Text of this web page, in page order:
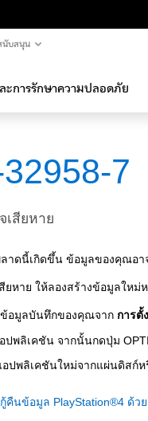
นับสนุน
การรักษาความปลอดภัย
7
เสียหาย
าดนี้เกิดขึ้น ข้อมูลของคุณอา
ยหาย ให้ลองสร้างข้อมูลใหม่
ข้อมูลบันทึกของคุณจากการตั้
ปพลิเคชัน จากนั้นกดปุ่ม
อปพลิเคชันใหม่จากแผ่นดิสก์
คืนข้อมูล PlayStation®4 ด้ว